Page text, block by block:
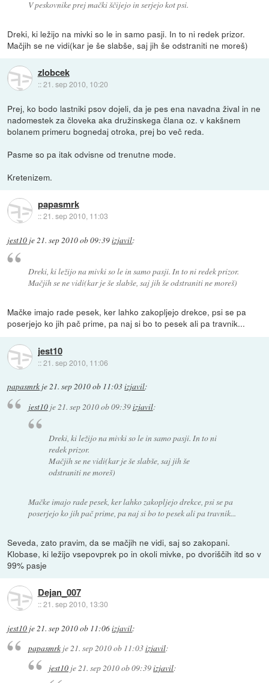
V peskovnike prej mački ščijejo in serjejo kot psi.
Dreki, ki ležijo na mivki so le in samo pasji. In to ni redek prizor.
Mačjih se ne vidi(kar je še slabše, saj jih še odstraniti ne moreš)
zlobcek
::21. sep 2010, 10:20
Prej, ko bodo lastniki psov dojeli, da je pes ena navadna žival in ne
nadomestek za človeka aka družinskega člana oz. v kakšnem
bolanem primeru bognedaj otroka, prej bo več reda.
Pasme so pa itak odvisne od trenutne mode.
Kretenizem.
papasmrk
::21. sep 2010, 11:03
jest10 je21. sep 2010 ob 09:39izjavil:
Dreki, ki ležijo na mivki so le in samo pasji. In to ni redek prizor.
Mačjih se ne vidi(kar je še slabše, saj jih še odstraniti ne moreš)
Mačke imajo rade pesek, ker lahko zakopljejo drekce, psi se pa
poserjejo ko jih pač prime, pa naj si bo to pesek ali pa travnik...
jest10
::21. sep 2010, 11:06
papasmrk je21. sep 2010 ob 11:03izjavil:
jest10je21. sep 2010 ob 09:39izjavil:
Dreki, ki ležijo na mivki so le in samo pasji. In to ni
redek prizor.
Mačjih se ne vidi(kar je še slabše, saj jih še
odstraniti ne moreš)
Mačke imajo rade pesek, ker lahko zakopljejo drekce, psi se pa
poserjejo ko jih pač prime, pa naj si bo to pesek ali pa travnik...
Seveda, zato pravim, da se mačjih ne vidi, saj so zakopani.
Klobase, ki ležijo vsepovprek po in okoli mivke, po dvoriščih itd so v
99% pasje
Dejan_007
::21. sep 2010, 13:30
jest10 je21. sep 2010 ob 11:06izjavil:
papasmrkje21. sep 2010 ob 11:03izjavil:
jest10 je21. sep 2010 ob 09:39izjavil: